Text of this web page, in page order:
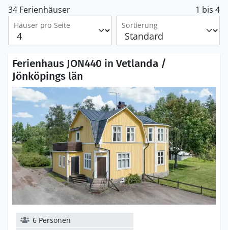
34 Ferienhäuser 1 bis 4
Häuser pro Seite Sortierung
Ferienhaus JON440 in Vetlanda /
Jönköpings län
6 Personen